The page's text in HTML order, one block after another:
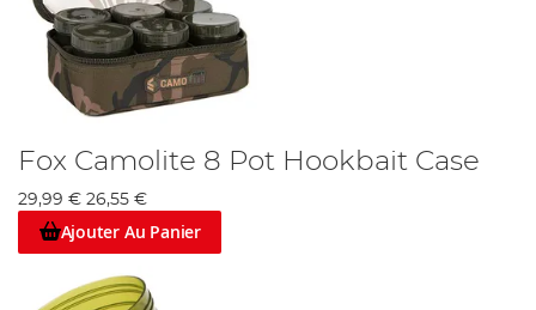
Fox Camolite 8 Pot Hookbait Case
29,99 € 26,55 €
Ajouter Au Panier